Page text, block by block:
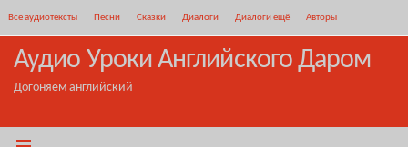
содержимому
Все аудиотексты Песни Сказки Диалоги Диалоги ещё Авторы
Аудио Уроки Английского Даром
Догоняем английский